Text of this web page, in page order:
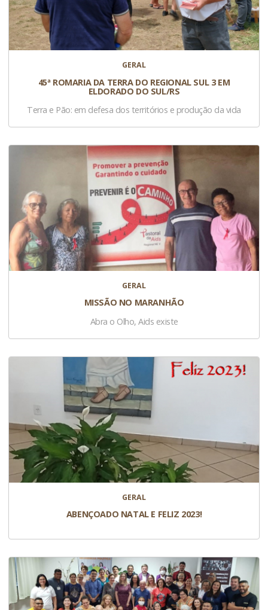
GERAL
45ª ROMARIA DA TERRA DO REGIONAL SUL 3 EM
ELDORADO DO SUL/RS
Terra e Pão: em defesa dos territórios e produção da vida
GERAL
MISSÃO NO MARANHÃO
Abra o Olho, Aids existe
GERAL
ABENÇOADO NATAL E FELIZ 2023!